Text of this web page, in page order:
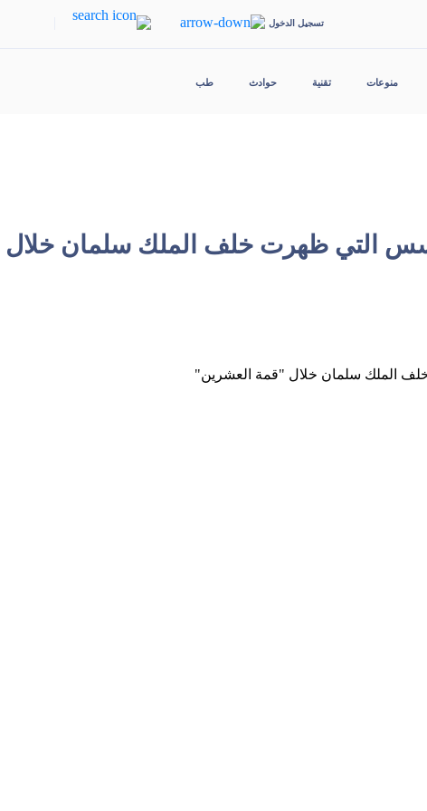
تسجيل الدخول
منوعات تقنية حوادث طب
التي ظهرت خلف الملك سلمان خلال